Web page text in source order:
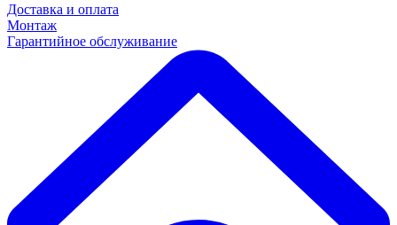
Доставка и оплата
Монтаж
Гарантийное обслуживание